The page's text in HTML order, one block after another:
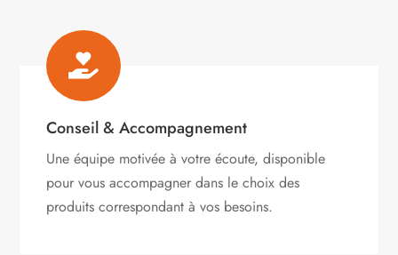

Conseil & Accompagnement
Une équipe motivée à votre écoute, disponible
pour vous accompagner dans le choix des
produits correspondant à vos besoins.